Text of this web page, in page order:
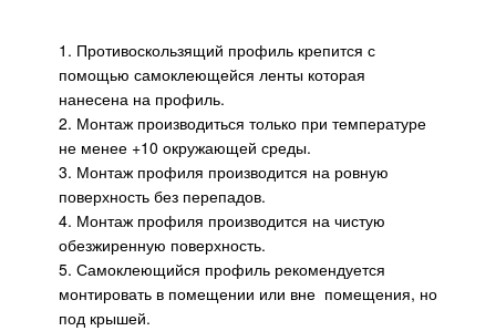
1. Противоскользящий профиль крепится с
помощью самоклеющейся ленты которая
нанесена на профиль.
2. Монтаж производиться только при температуре
не менее +10 окружающей среды.
3. Монтаж профиля производится на ровную
поверхность без перепадов.
4. Монтаж профиля производится на чистую
обезжиренную поверхность.
5. Самоклеющийся профиль рекомендуется
монтировать в помещении или вне помещения, но
под крышей.